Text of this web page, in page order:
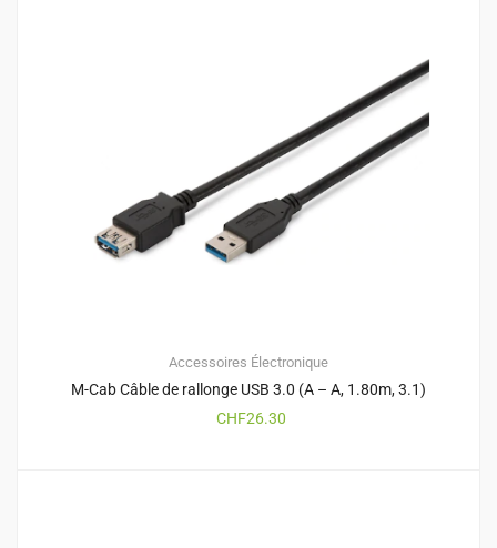
Accessoires Électronique
M-Cab Câble de rallonge USB 3.0 (A – A, 1.80m, 3.1)
CHF26.30